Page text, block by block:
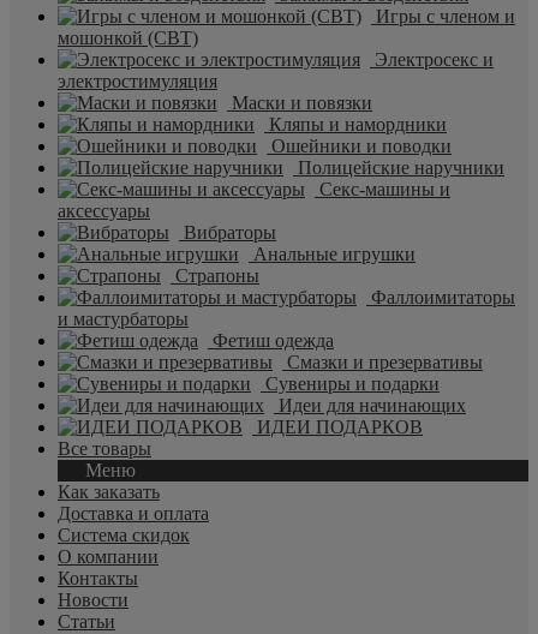
Игры с членом и
мошонкой (CBT)
Электросекс и
электростимуляция
Маски и повязки
Кляпы и намордники
Ошейники и поводки
Полицейские наручники
Секс-машины и
аксессуары
Вибраторы
Анальные игрушки
Страпоны
Фаллоимитаторы
и мастурбаторы
Фетиш одежда
Смазки и презервативы
Сувениры и подарки
Идеи для начинающих
ИДЕИ ПОДАРКОВ
Все товары
Меню
Как заказать
Доставка и оплата
Система скидок
О компании
Контакты
Новости
Статьи